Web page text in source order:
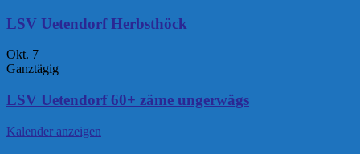
LSV Uetendorf Herbsthöck
Okt. 7
Ganztägig
LSV Uetendorf 60+ zäme ungerwägs
Kalender anzeigen